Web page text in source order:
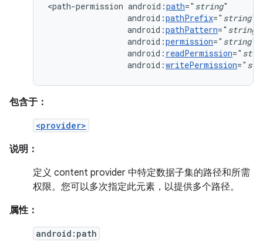
<path-permission android:path=" string
android:pathPrefix=" string
android:pathPattern=" string
android:permission=" string
android: readPermission="
android:writePermission="
包含于：
<provider>
说明：
定义 content provider 中特定数据子集的路径和所需
权限。您可以多次指定此元素，以提供多个路径。
属性：
android:path